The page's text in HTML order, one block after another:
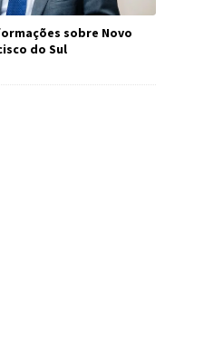
sobre Novo
do Sul